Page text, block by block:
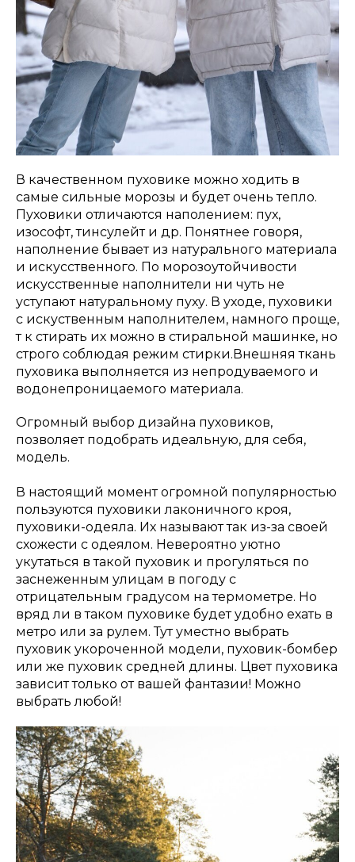
В качественном пуховике можно ходить в
самые сильные морозы и будет очень тепло.
Пуховики отличаются наполением: пух,
изософт, тинсулейт и др. Понятнее говоря,
наполнение бывает из натурального материала
и искусственного. По морозоутойчивости
искусственные наполнители ни чуть не
уступают натуральному пуху. В уходе, пуховики
с искуственным наполнителем, намного проще,
т к стирать их можно в стиральной машинке, но
строго соблюдая режим стирки.Внешняя ткань
пуховика выполняется из непродуваемого и
водонепроницаемого материала.
Огромный выбор дизайна пуховиков,
позволяет подобрать идеальную, для себя,
модель.
В настоящий момент огромной популярностью
пользуются пуховики лаконичного кроя,
пуховики-одеяла. Их называют так из-за своей
схожести с одеялом. Невероятно уютно
укутаться в такой пуховик и прогуляться по
заснеженным улицам в погоду с
отрицательным градусом на термометре. Но
вряд ли в таком пуховике будет удобно ехать в
метро или за рулем. Тут уместно выбрать
пуховик укороченной модели, пуховик-бомбер
или же пуховик средней длины. Цвет пуховика
зависит только от вашей фантазии! Можно
выбрать любой!